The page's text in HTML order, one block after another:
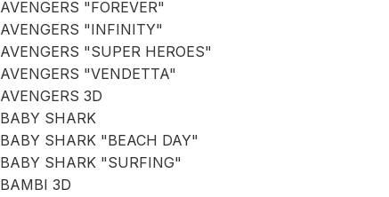
AVENGERS "FOREVER"
AVENGERS "INFINITY"
AVENGERS "SUPER HEROES"
AVENGERS "VENDETTA"
AVENGERS 3D
BABY SHARK
BABY SHARK "BEACH DAY"
BABY SHARK "SURFING"
BAMBI 3D